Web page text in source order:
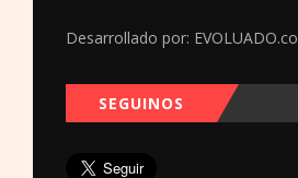
Desarrollado por:
SEGUINOS